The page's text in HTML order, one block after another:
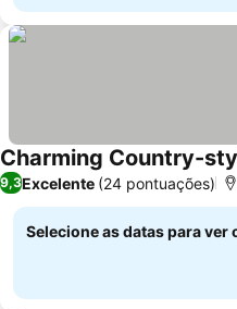
Charming Country-
9,3Excelente (24 pontuações)
Selecione as datas para ver